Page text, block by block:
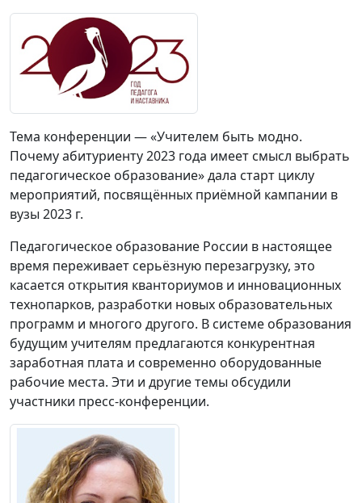
Тема конференции — «Учителем быть модно.
Почему абитуриенту 2023 года имеет смысл выбрать
педагогическое образование» дала старт циклу
мероприятий, посвящённых приёмной кампании в
вузы 2023 г.
Педагогическое образование России в настоящее
время переживает серьёзную перезагрузку, это
касается открытия кванториумов и инновационных
технопарков, разработки новых образовательных
программ и многого другого. В системе образования
будущим учителям предлагаются конкурентная
заработная плата и современно оборудованные
рабочие места. Эти и другие темы обсудили
участники пресс-конференции.